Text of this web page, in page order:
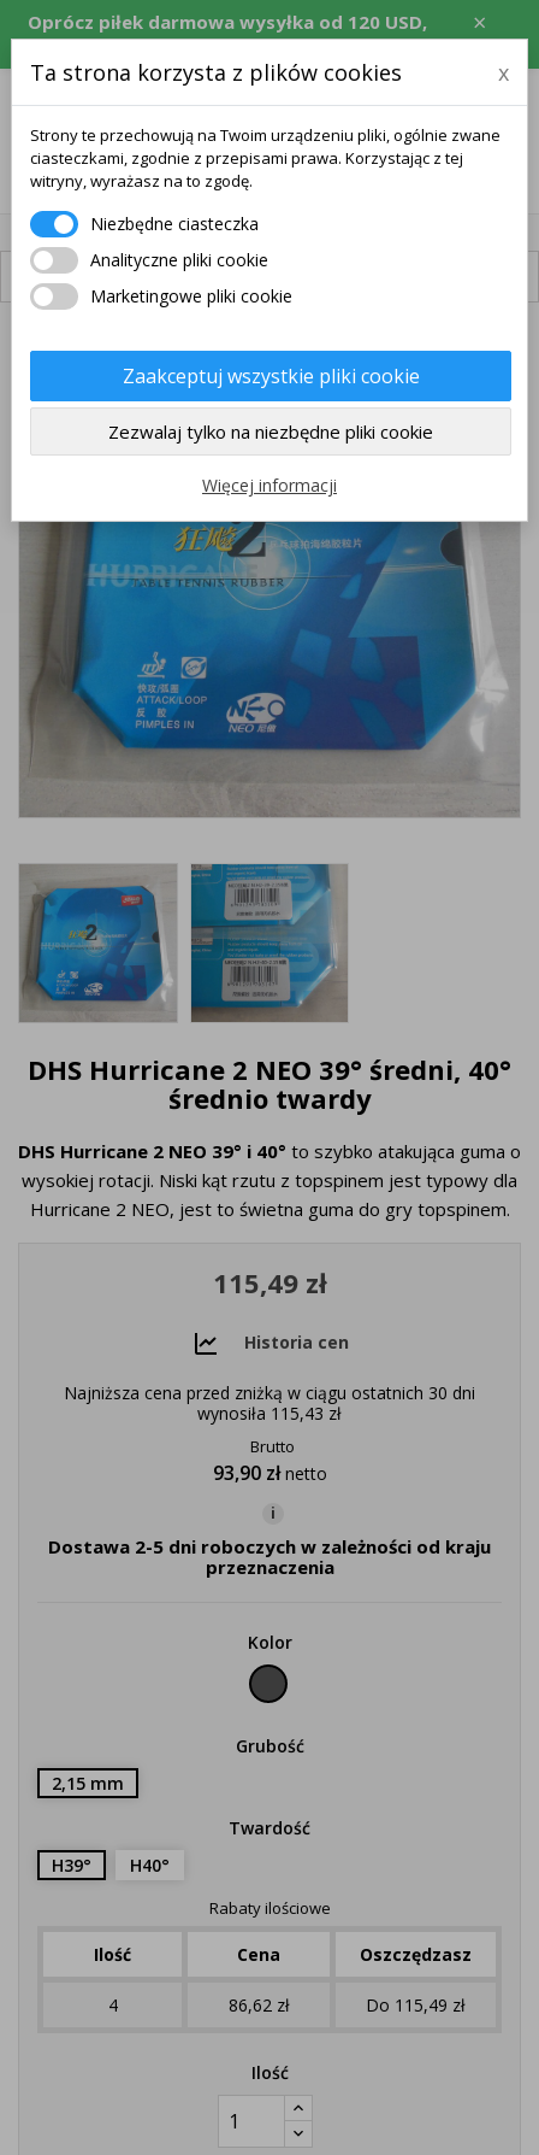
×
Oprócz piłek darmowa wysyłka od 120 USD,
równowartość w CZK, EUR, PLN, RON.
Dostępna dostawa
DHS Hurricane 2 NEO 39° średni, 40°
średnio twardy
DHS Hurricane 2 NEO 39° i 40° to szybko atakująca guma o
wysokiej rotacji. Niski kąt rzutu z topspinem jest typowy dla
Hurricane 2 NEO, jest to świetna guma do gry topspinem.
115,49 zł
Historia cen
Najniższa cena przed zniżką w ciągu ostatnich 30 dni
wynosiła 115,43 zł
Brutto
93,90 złnetto
i
Dostawa 2-5 dni roboczych w zależności od kraju
przeznaczenia
Kolor
Czarny
Grubość
2,15 mm
Twardość
H39°
H40°
Rabaty ilościowe
Ilość Cena Oszczędzasz
4 86,62 zł Do 115,49 zł
Ilość
Ta strona korzysta z plików cookies x
Strony te przechowują na Twoim urządzeniu pliki, ogólnie zwane
ciasteczkami, zgodnie z przepisami prawa. Korzystając z tej
witryny, wyrażasz na to zgodę.
Niezbędne ciasteczka
Analityczne pliki cookie
Marketingowe pliki cookie
Zaakceptuj wszystkie pliki cookie
Zezwalaj tylko na niezbędne pliki cookie
Więcej informacji